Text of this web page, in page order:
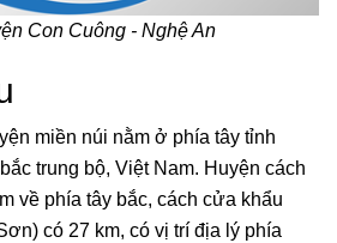
Con Cuông - Nghệ An
miền núi nằm ở phía tây tỉnh
trung bộ, Việt Nam. Huyện cách
về phía tây bắc, cách cửa khẩu
có 27 km, có vị trí địa lý phía